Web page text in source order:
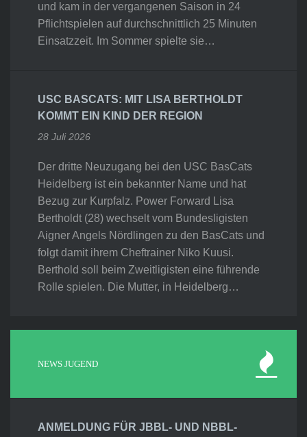
und kam in der vergangenen Saison in 24
Pflichtspielen auf durchschnittlich 25 Minuten
Einsatzzeit. Im Sommer spielte sie…
USC BASCATS: MIT LISA BERTHOLDT
KOMMT EIN KIND DER REGION
28 Juli 2026
Der dritte Neuzugang bei den USC BasCats
Heidelberg ist ein bekannter Name und hat
Bezug zur Kurpfalz. Power Forward Lisa
Bertholdt (28) wechselt vom Bundesligisten
Aigner Angels Nördlingen zu den BasCats und
folgt damit ihrem Cheftrainer Niko Kuusi.
Berthold soll beim Zweitligisten eine führende
Rolle spielen. Die Mutter, in Heidelberg…
NEWS JUGEND
ANMELDUNG FÜR JBBL- UND NBBL-